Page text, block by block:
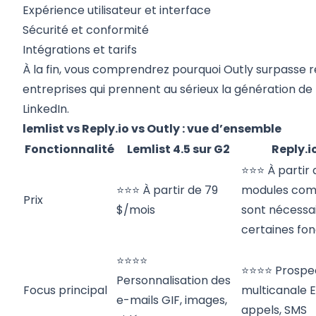
Expérience utilisateur et interface
Sécurité et conformité
Intégrations et tarifs
À la fin, vous comprendrez pourquoi Outly
entreprises qui prennent au sérieux la génération
LinkedIn.
lemlist vs Reply.io vs Outly : vue d’ensemble
Fonctionnalité
Lemlist 4.5 sur G2
Prix
⭐⭐⭐ À partir de 79
$/mois
⭐⭐⭐ À
modules
sont
certaines
Focus principal
⭐⭐⭐⭐
Personnalisation des
e-mails GIF, images,
⭐⭐⭐⭐
multicanale
appels, SMS